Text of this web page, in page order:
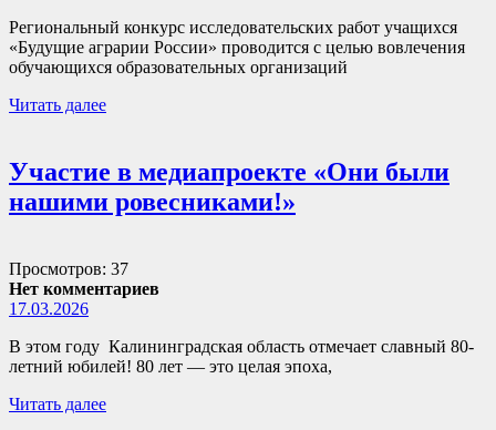
Региональный конкурс исследовательских работ учащихся
«Будущие аграрии России» проводится с целью вовлечения
обучающихся образовательных организаций
Читать далее
Участие в медиапроекте «Они были
нашими ровесниками!»
Просмотров: 37
Нет комментариев
17.03.2026
В этом году Калининградская область отмечает славный 80-
летний юбилей! 80 лет — это целая эпоха,
Читать далее